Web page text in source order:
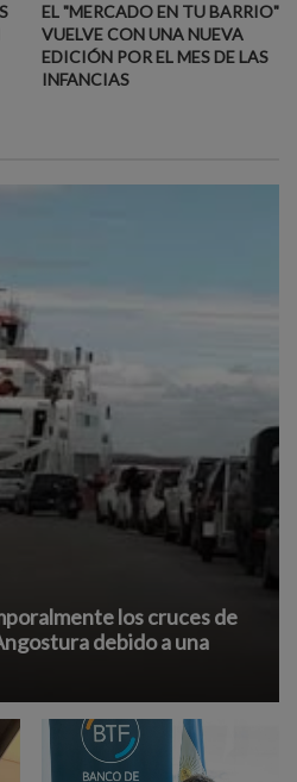
EL "MERCADO EN TU BARRIO"
VUELVE CON UNA NUEVA
EDICIÓN POR EL MES DE LAS
INFANCIAS
los cruces de
debido a una
la visibilidad y afecta la